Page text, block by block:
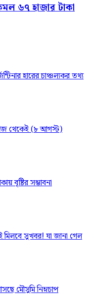
৬৭ হাজার টাকা
হারের চাঞ্চল্যকর তথ্য
আজ থেকেই (৮ আগস্ট)
বৃষ্টির সম্ভাবনা
মিলবে সুখবর! যা জানা গেল
মৌসুমি নিম্নচাপ